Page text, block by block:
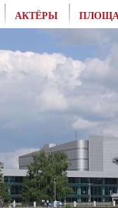
АКТЁРЫ